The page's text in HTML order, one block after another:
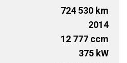
724 530 km
2014
12 777 ccm
375 kW